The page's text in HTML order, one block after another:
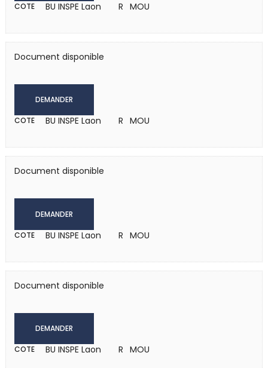
COTE BU INSPE Laon R MOU
Document disponible
DEMANDER
COTE BU INSPE Laon R MOU
Document disponible
DEMANDER
COTE BU INSPE Laon R MOU
Document disponible
DEMANDER
COTE BU INSPE Laon R MOU